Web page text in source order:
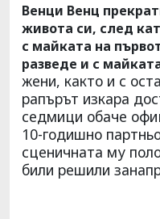
Венци Венц
живота си, след
с майката на
разведе и с
жени, както и с
рапърът изкара
седмици обаче
10-годишно
сценичната му
били решили